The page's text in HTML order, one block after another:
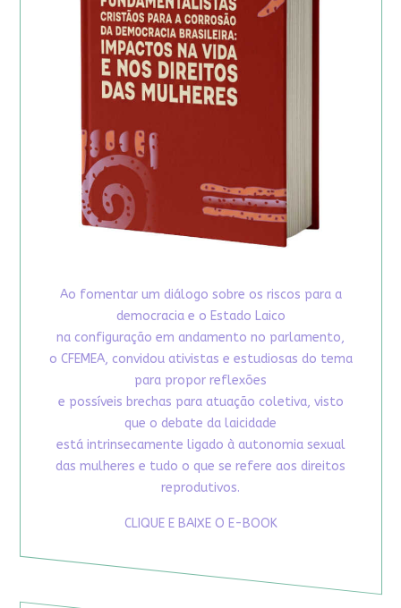
Ao fomentar um diálogo sobre os riscos para a
democracia e o Estado Laico
na configuração em andamento no parlamento,
o CFEMEA, convidou ativistas e estudiosas do tema
para propor reflexões
e possíveis brechas para atuação coletiva, visto
que o debate da laicidade
está intrinsecamente ligado à autonomia sexual
das mulheres e tudo o que se refere aos direitos
reprodutivos.
CLIQUE E BAIXE O E-BOOK